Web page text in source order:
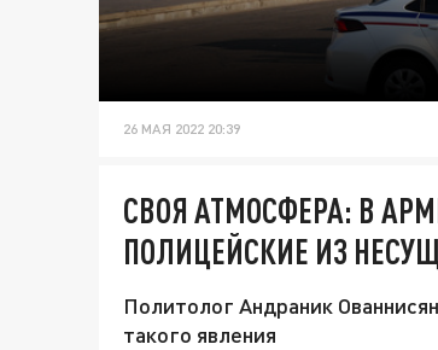
26 МАЯ 2022 20:39
СВОЯ АТМОСФЕРА: В
ПОЛИЦЕЙСКИЕ ИЗ
Политолог Андраник
такого явления